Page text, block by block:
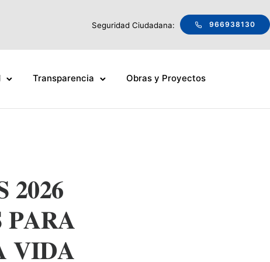
Seguridad Ciudadana: 966938130
Transparencia Obras y Proyectos
𝐏𝐀𝐑𝐀
𝐕𝐈𝐃𝐀